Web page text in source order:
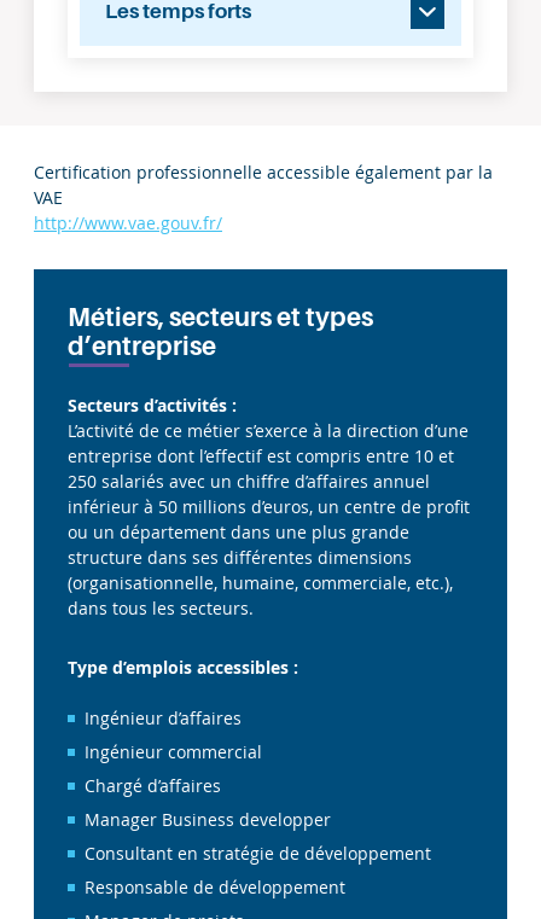
Les temps forts
Certification professionnelle accessible également par la
VAE
http://www.vae.gouv.fr/
Métiers, secteurs et types
d’entreprise
Secteurs d’activités :
L’activité de ce métier s’exerce à la direction d’une
entreprise dont l’effectif est compris entre 10 et
250 salariés avec un chiffre d’affaires annuel
inférieur à 50 millions d’euros, un centre de profit
ou un département dans une plus grande
structure dans ses différentes dimensions
(organisationnelle, humaine, commerciale, etc.),
dans tous les secteurs.
Type d’emplois accessibles :
Ingénieur d’affaires
Ingénieur commercial
Chargé d’affaires
Manager Business developper
Consultant en stratégie de développement
Responsable de développement